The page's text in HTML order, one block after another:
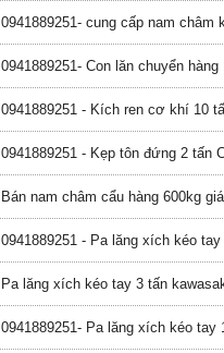
0941889251- cung cấp nam châm
0941889251- Con lăn chuyển
0941889251 - Kích ren cơ khí 10
0941889251 - Kẹp tôn đứng 2 tấn
Bán nam châm cẩu hàng 600kg
0941889251 - Pa lăng xích kéo
Pa lăng xích kéo tay 3 tấn
0941889251- Pa lăng xích kéo